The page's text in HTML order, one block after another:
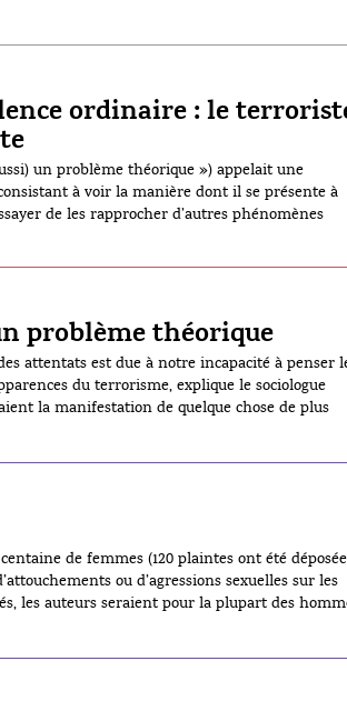
ordinaire : le
un problème théorique ») appelait une
à voir la manière dont il se présente à
de les rapprocher d’autres phénomènes
sociologie compréhensive weberienne1, il s’agit
problème théorique
attentats est due à notre incapacité à penser
du terrorisme, explique le sociologue
la manifestation de quelque chose de plus
? Mais alors de quoi ? Pour l'auteur, il
et politique », écrit-il.
de femmes (120 plaintes ont été
ou d’agressions sexuelles sur les
les auteurs seraient pour la plupart des
phénomène a […]